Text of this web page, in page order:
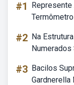
#1
Represente
#2 Na
#3 Bacilos
Gardnerella